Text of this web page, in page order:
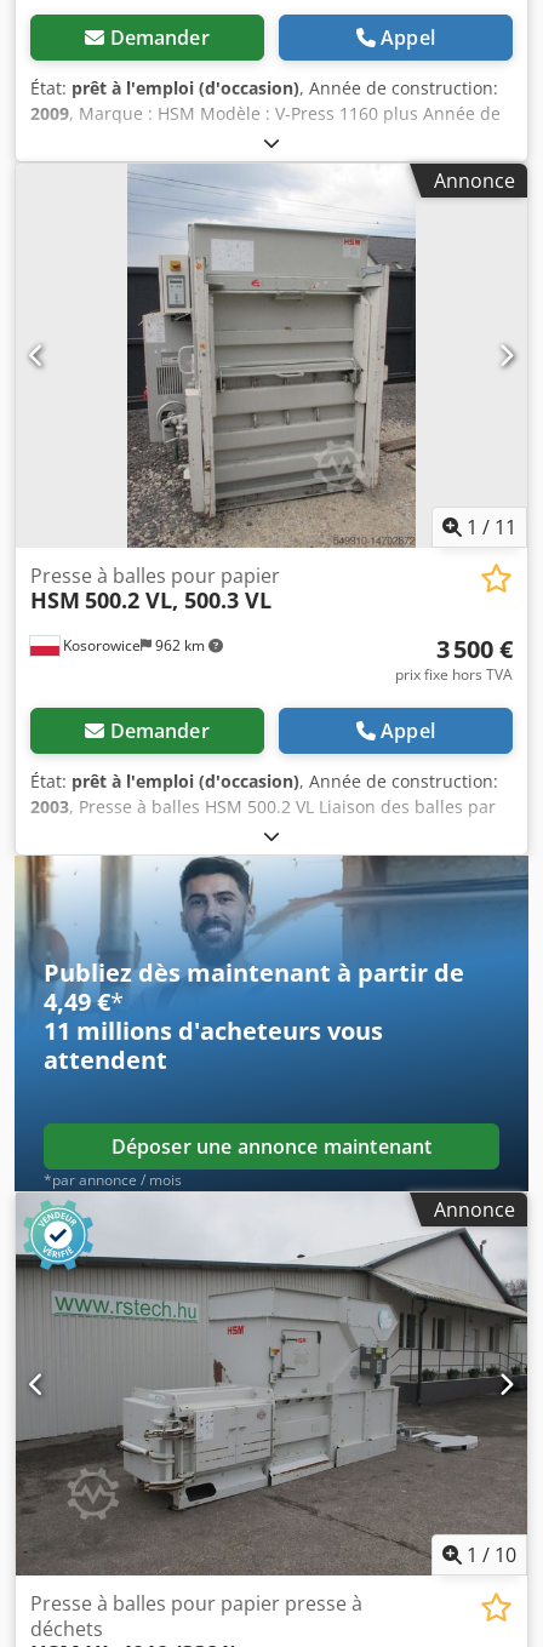
Demander Appel
État: prêt à l'emploi (d'occasion), Année de construction:
2009, Marque : HSM Modèle : V-Press 1160 plus Année de
fabrication : 2009 Force de pressage : 532 kN Tension : 400
V Poids maximal de la balle : jusqu'à 550 kg (selon le
matériau) Dimensions de la balle : 120 x 110 x 120 cm
Codpfx Aiezkp E Iereha Poids de la machine : 2403 kg
Dimensions de la machine : 180 x 157 x 298,5 cm
Dimensions de l'ouverture de remplissage : 119,5 x 65 cm
État : très bon ! Vidéo de la machine en fonctionnement
disponible sur demande.
Annonce
1 / 11
Kosorowice 962 km
Presse à balles pour papier
HSM 500.2 VL, 500.3 VL
3 500 €
prix fixe hors TVA
Demander Appel
État: prêt à l'emploi (d'occasion), Année de construction:
2003, Presse à balles HSM 500.2 VL Liaison des balles par
fil de fer en quatre points Dimensions des balles (L x l x H,
mm): 1200 x 800 x 1000 - 1200 Poids des balles (kg): env.
500 kg Données techniques (L x l x H, mm): 1213 x 1824 x
2987 Ouverture d’alimentation (mm): 1200 x 565 Cycle
(sec): 35 Force de compression (T): 54 Alimentation (V): 400
(triphasé) Cedpfxera Ak Eo Airoha Presse à balles HSM V-
Press 500.2 VL Année : 2004-2008 Prix : 3 500 € Hauteur de
transport : 2600 mm
Publiez dès maintenant à partir de
4,49 €*
11 millions d'acheteursvous
attendent
Déposer une annonce maintenant
*par annonce / mois
Annonce
1 / 10
Presse à balles pour papier presse à
déchets